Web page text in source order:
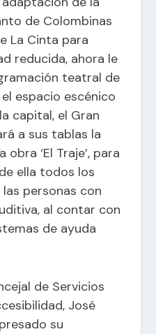
de Colombinas
La Cinta para
reducida, ahora le
teatral de
espacio escénico
capital, el Gran
a sus tablas la
‘El Traje’, para
ella todos los
personas con
al contar con
de ayuda
de Servicios
José
su